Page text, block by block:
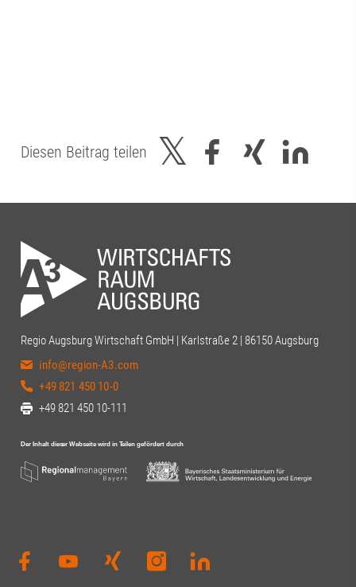
Diesen Beitrag teilen
Regio Augsburg Wirtschaft GmbH | Karlstraße 2 | 86150 Augsburg
info@region-A3.com
+49 821 450 10-0
+49 821 450 10-111